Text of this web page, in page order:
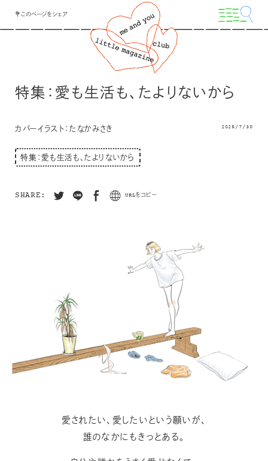
💐このページをシェア
特集：愛も生活も、たよりないから
カバーイラスト：たなかみさき 2025/7/30
特集：愛も生活も、たよりないから
SHARE: URLをコピー
愛されたい、愛したいという願いが、
誰のなかにもきっとある。